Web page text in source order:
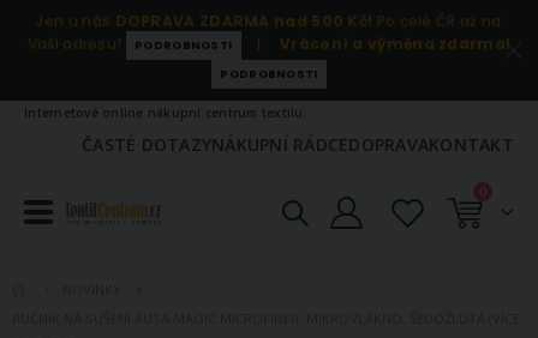
Jen u nás DOPRAVA ZDARMA nad 500 Kč! Po celé ČR až na
Vaši adresu!
PODROBNOSTI | Vrácení a výměna zdarma!
PODROBNOSTI
Internetové online nákupní centrum textilu.
ČASTÉ DOTAZYNÁKUPNÍ RÁDCEDOPRAVAKONTAKT
Košík
0položky